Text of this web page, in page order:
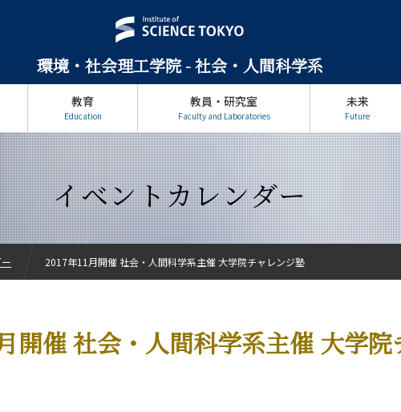
環境・社会理工学院 - 社会・人間科学系
教育
Education
教員・研究室
Faculty and Laboratories
未来
Future
イベントカレンダー
開催 社会・人間科学系主催 大学院
2017年11月開催 社会・人間科学系主催 大学院チャレンジ塾